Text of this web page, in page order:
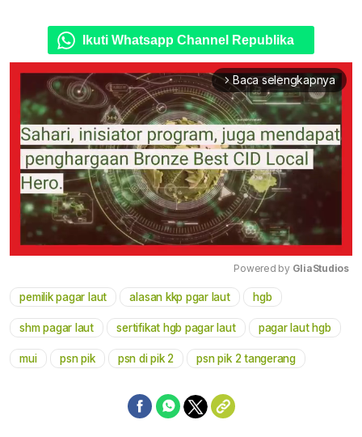
Ikuti Whatsapp Channel Republika
arrow_forward_ios Baca selengkapnya
Powered by GliaStudios
pemilik pagar laut alasan kkp pgar laut hgb
shm pagar laut sertifikat hgb pagar laut pagar laut hgb
mui psn pik psn di pik 2 psn pik 2 tangerang